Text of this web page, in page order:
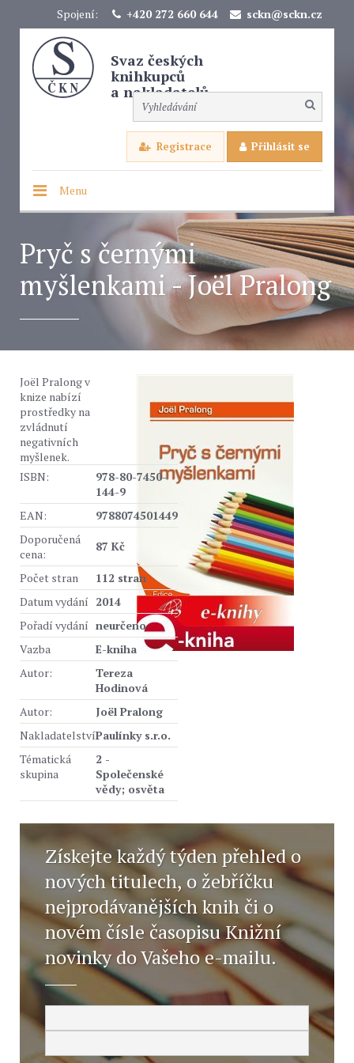
Spojení: +420 272 660 644 sckn@sckn.cz
Svaz českých
knihkupců
a nakladatelů
Registrace Přihlásit se
Menu
Pryč s černými
myšlenkami - Joël Pralong
Joël Pralong v
knize nabízí
prostředky na
zvládnutí
negativních
myšlenek.
ISBN:
978-80-7450-
144-9
EAN:
9788074501449
Doporučená
cena:
87 Kč
Počet stran
112 stran
Datum vydání 2014
Pořadí vydání neurčeno
Vazba
E-kniha
Autor:
Tereza
Hodinová
Autor:
Joël Pralong
NakladatelstvíPaulínky s.r.o.
Tématická
skupina
2 -
Společenské
vědy; osvěta
Získejte každý týden přehled o
nových titulech, o žebříčku
nejprodávanějších knih či o
novém čísle časopisu Knižní
novinky do Vašeho e-mailu.